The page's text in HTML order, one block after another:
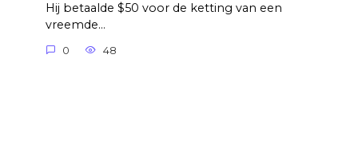
Hij betaalde $50 voor de ketting van een
vreemde…
0 48